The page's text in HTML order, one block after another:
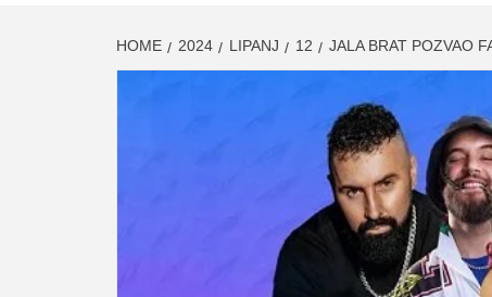
HOME 2024 LIPANJ 12 JALA BRAT POZVAO